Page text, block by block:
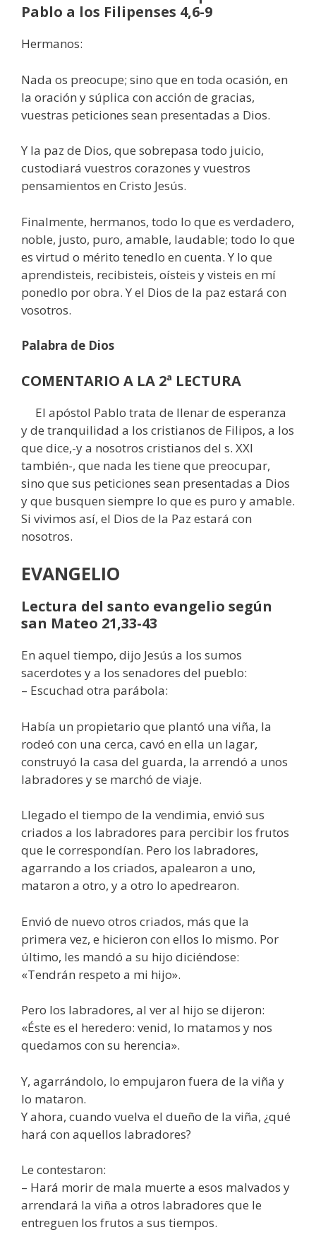
Pablo a los Filipenses 4,6-9
Hermanos:
Nada os preocupe; sino que en toda ocasión, en
la oración y súplica con acción de gracias,
vuestras peticiones sean presentadas a Dios.
Y la paz de Dios, que sobrepasa todo juicio,
custodiará vuestros corazones y vuestros
pensamientos en Cristo Jesús.
Finalmente, hermanos, todo lo que es verdadero,
noble, justo, puro, amable, laudable; todo lo que
es virtud o mérito tenedlo en cuenta. Y lo que
aprendisteis, recibisteis, oísteis y visteis en mí
ponedlo por obra. Y el Dios de la paz estará con
vosotros.
Palabra de Dios
COMENTARIO A LA 2ª LECTURA
El apóstol Pablo trata de llenar de esperanza
y de tranquilidad a los cristianos de Filipos, a los
que dice,-y a nosotros cristianos del s. XXI
también-, que nada les tiene que preocupar,
sino que sus peticiones sean presentadas a Dios
y que busquen siempre lo que es puro y amable.
Si vivimos así, el Dios de la Paz estará con
nosotros.
EVANGELIO
Lectura del santo evangelio según
san Mateo 21,33-43
En aquel tiempo, dijo Jesús a los sumos
sacerdotes y a los senadores del pueblo:
– Escuchad otra parábola:
Había un propietario que plantó una viña, la
rodeó con una cerca, cavó en ella un lagar,
construyó la casa del guarda, la arrendó a unos
labradores y se marchó de viaje.
Llegado el tiempo de la vendimia, envió sus
criados a los labradores para percibir los frutos
que le correspondían. Pero los labradores,
agarrando a los criados, apalearon a uno,
mataron a otro, y a otro lo apedrearon.
Envió de nuevo otros criados, más que la
primera vez, e hicieron con ellos lo mismo. Por
último, les mandó a su hijo diciéndose:
«Tendrán respeto a mi hijo».
Pero los labradores, al ver al hijo se dijeron:
«Éste es el heredero: venid, lo matamos y nos
quedamos con su herencia».
Y, agarrándolo, lo empujaron fuera de la viña y
lo mataron.
Y ahora, cuando vuelva el dueño de la viña, ¿qué
hará con aquellos labradores?
Le contestaron:
– Hará morir de mala muerte a esos malvados y
arrendará la viña a otros labradores que le
entreguen los frutos a sus tiempos.